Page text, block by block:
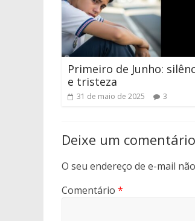
Primeiro de Junho:
e tristeza
31 de maio de 2025 3
Deixe um comentário
O seu endereço de e-mail
Comentário *